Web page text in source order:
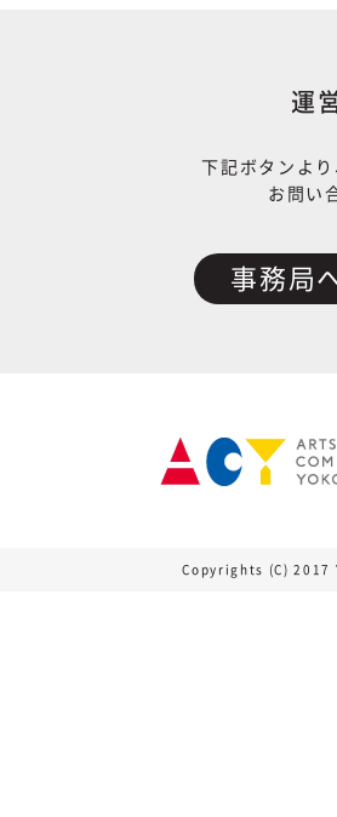
運
下記ボタンよ
お問い
事務局
Copyrights (C)